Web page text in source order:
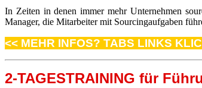
In Zeiten in denen immer mehr Unternehmen
Manager, die Mitarbeiter mit Sourcingaufgaben
<< MEHR INFOS? TABS LINKS
2-TAGESTRAINING für